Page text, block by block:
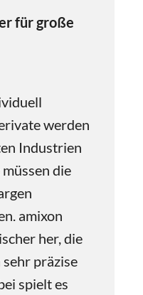
für große
werden
Industrien
die
amixon
her, die
präzise
spielt es